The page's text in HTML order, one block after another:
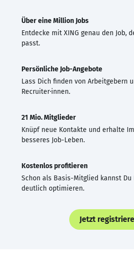
Über eine Million Jobs
Entdecke mit XING genau den Job,
passt.
Persönliche Job-Angebote
Lass Dich finden von Arbeitgebern
Recruiter·innen.
21 Mio. Mitglieder
Knüpf neue Kontakte und erhalte
besseres Job-Leben.
Kostenlos profitieren
Schon als Basis-Mitglied kannst Du
deutlich optimieren.
Jetzt